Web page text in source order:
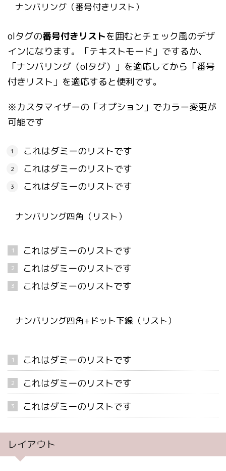
ナンバリング（番号付きリスト）
olタグの番号付きリストを囲むとチェック風のデザ
インになります。「テキストモード」でするか、
「ナンバリング（olタグ）」を適応してから「番号
付きリスト」を適応すると便利です。
※カスタマイザーの「オプション」でカラー変更が
可能です
これはダミーのリストです
これはダミーのリストです
これはダミーのリストです
ナンバリング四角（リスト）
これはダミーのリストです
これはダミーのリストです
これはダミーのリストです
ナンバリング四角+ドット下線（リスト）
これはダミーのリストです
これはダミーのリストです
これはダミーのリストです
レイアウト